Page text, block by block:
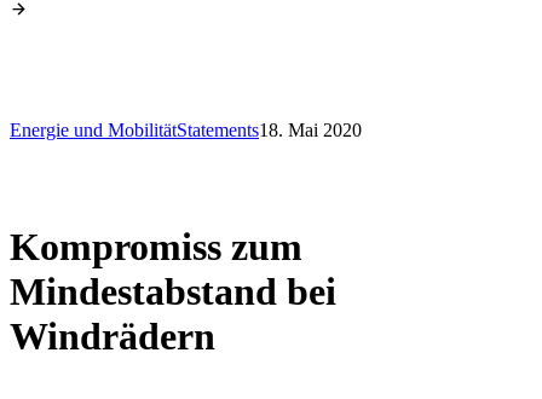
Energie und MobilitätStatements18. Mai 2020
Kompromiss zum
Mindestabstand bei
Windrädern